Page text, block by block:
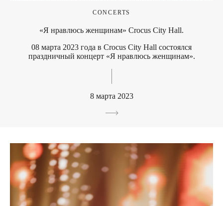
CONCERTS
«Я нравлюсь женщинам» Crocus City Hall.
08 марта 2023 года в Crocus City Hall состоялся
праздничный концерт «Я нравлюсь женщинам».
8 марта 2023